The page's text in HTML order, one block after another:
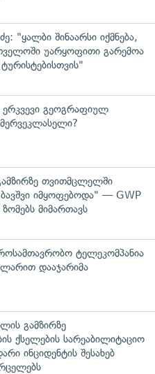
"ყალბი შინაარსი იქმნება,
უარყოფითი გარემოა
ერკვევი გეოგრაფიულ
თვითმცლელში
იმყოფებოდა" — GWP
მიმართავს
ტელეკომპანია
დააჯარიმა
გამზირზე
ქსელების სარეაბილიტაციო
ინციდენტის შესახებ